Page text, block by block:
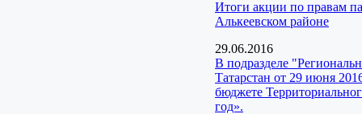
Итоги акции по правам
Алькеевском районе
29.06.2016
В подразделе
Татарстан от 29 июня
бюджете
год».